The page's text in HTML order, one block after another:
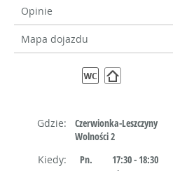
Opinie
Mapa dojazdu
Gdzie:
Czerwionka-Leszczyny
Wolności 2
Kiedy:
Pn.
17:30 - 18:30